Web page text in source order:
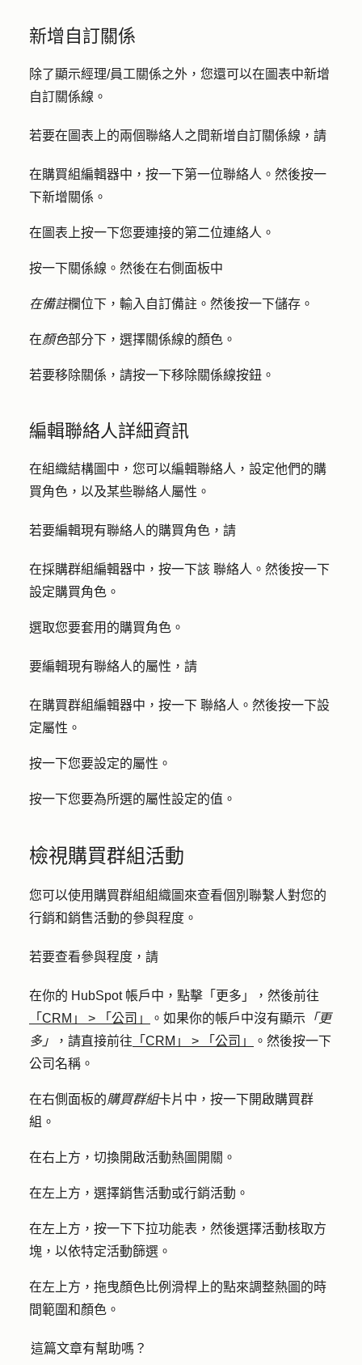
新增自訂關係
除了顯示經理/員工關係之外，您還可以在圖表中新增
自訂關係線。
若要在圖表上的兩個聯絡人之間新增自訂關係線，請
在購買組編輯器中，按一下第一位聯絡人 。然後按一
下新增關係 。
在圖表上按一下您要連接的第二位連絡人 。
按一下關係線 。然後在右側面板中
在備註欄位下， 輸入 自訂備註。然後按一下儲存 。
在顏色部分下，選擇關係線的顏色 。
若要移除關係，請按一下移除關係線按鈕。
編輯聯絡人詳細資訊
在組織結構圖中，您可以編輯聯絡人，設定他們的購
買角色，以及某些聯絡人屬性。
若要編輯現有聯絡人的購買角色，請
在採購群組編輯器中，按一下該 聯絡人 。然後按一下
設定購買角色 。
選取您要套用的購買角色 。
要編輯現有聯絡人的屬性，請
在購買群組編輯器中，按一下 聯絡人 。然後按一下設
定屬性 。
按一下您要設定的屬性 。
按一下您要為所選的屬性設定的值 。
檢視購買群組活動
您可以使用購買群組組織圖來查看個別聯繫人對您的
行銷和銷售活動的參與程度。
若要查看參與程度，請
在你的 HubSpot 帳戶中，點擊 「更多」
，然後前往
「CRM」
> 「公司」 。如果你的帳戶中沒有顯示 「更
多」
，請直接前往 「CRM」 > 「公司」
。然後按一下
公司名稱 。
在右側面板的購買群組卡片中，按一下開啟購買群
組 。
在右上方，切換開啟活動熱圖 開關。
在左上方，選擇銷售活動或行銷活動 。
在左上方，按一下下拉功能表 ，然後選擇活動核取方
塊，以依特定活動篩選。
在左上方，拖曳顏色比例滑桿上的點來調整熱圖的時
間範圍和顏色。
這篇文章有幫助嗎？